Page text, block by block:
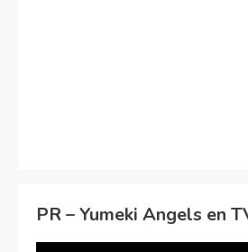
PR – Yumeki Angels en